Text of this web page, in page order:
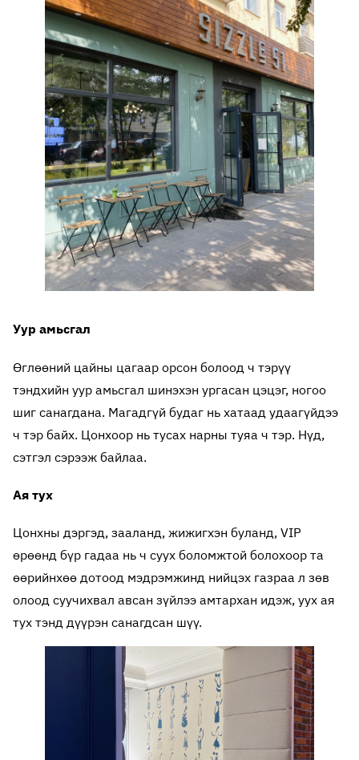
Уур амьсгал
Өглөөний цайны цагаар орсон болоод ч тэрүү
тэндхийн уур амьсгал шинэхэн ургасан цэцэг, ногоо
шиг санагдана. Магадгүй будаг нь хатаад удаагүйдээ
ч тэр байх. Цонхоор нь тусах нарны туяа ч тэр. Нүд,
сэтгэл сэрээж байлаа.
Ая тух
Цонхны дэргэд, зааланд, жижигхэн буланд, VIP
өрөөнд бүр гадаа нь ч суух боломжтой болохоор та
өөрийнхөө дотоод мэдрэмжинд нийцэх газраа л зөв
олоод суучихвал авсан зүйлээ амтархан идэж, уух ая
тух тэнд дүүрэн санагдсан шүү.